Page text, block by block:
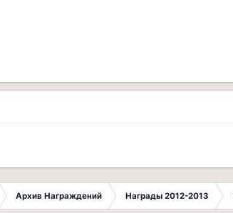
Архив Награждений Награды 2012-2013